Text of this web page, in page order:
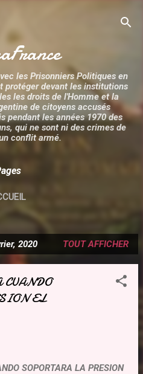
les Prisonniers Politiques en
protéger devant les institutions
les droits de l'Homme et la
de citoyens accusés
pendant les années 1970 des
qui ne sont ni des crimes de
conflit armé.
2020 TOUT AFFICHER
CUANDO
EL
SOPORTARA LA PRESION